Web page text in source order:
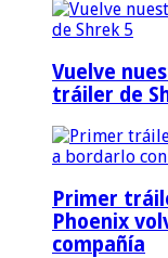
Vuelve
tráiler de
Primer
Phoenix
compañía